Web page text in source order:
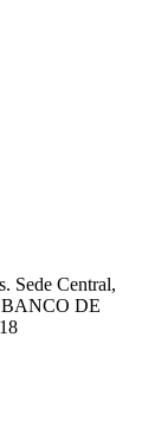
Sede Central,
BANCO DE